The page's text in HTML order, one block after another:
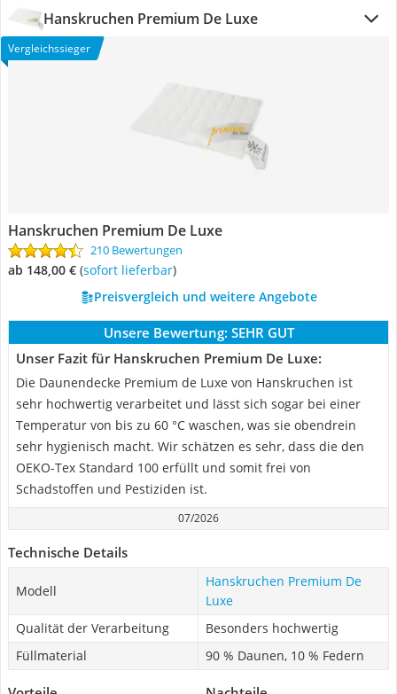
Hanskruchen Premium De Luxe
Vergleichssieger
Hanskruchen Premium De Luxe
210 Bewertungen
ab 148,00 € ( Sofort lieferbar)
Preisvergleich und weitere Angebote
Unsere Bewertung: SEHR GUT
Unser Fazit für Hanskruchen Premium De Luxe:
Die Daunendecke Premium de Luxe von Hanskruchen ist
sehr hochwertig verarbeitet und lässt sich sogar bei einer
Temperatur von bis zu 60 °C waschen, was sie obendrein
sehr hygienisch macht. Wir schätzen es sehr, dass die den
OEKO-Tex Standard 100 erfüllt und somit frei von
Schadstoffen und Pestiziden ist.
07/2026
Technische Details
Modell
Hanskruchen Premium De
Luxe
Qualität der Verarbeitung
Besonders hochwertig
Füllmaterial
90 % Daunen, 10 % Federn